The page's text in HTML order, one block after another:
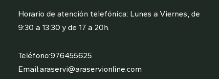
Horario de atención telefónica: Lunes a Viernes, de
9:30 a 13:30 y de 17 a 20h.
Teléfono:976455625
abre
Email:araservi@araservionline.com